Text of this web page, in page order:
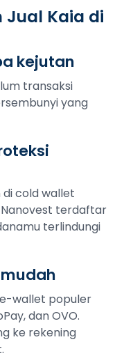
Jual Kaia di
kejutan
transaksi
yang
cold wallet
terdaftar
terlindungi
wallet populer
dan OVO.
ke rekening